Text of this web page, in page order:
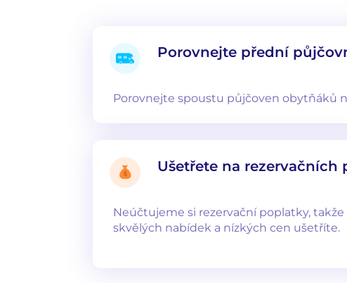
Porovnejte přední
Porovnejte spoustu půjčoven obytňáků
Ušetřete na rezervačních
Neúčtujeme si rezervační poplatky,
skvělých nabídek a nízkých cen ušetříte.